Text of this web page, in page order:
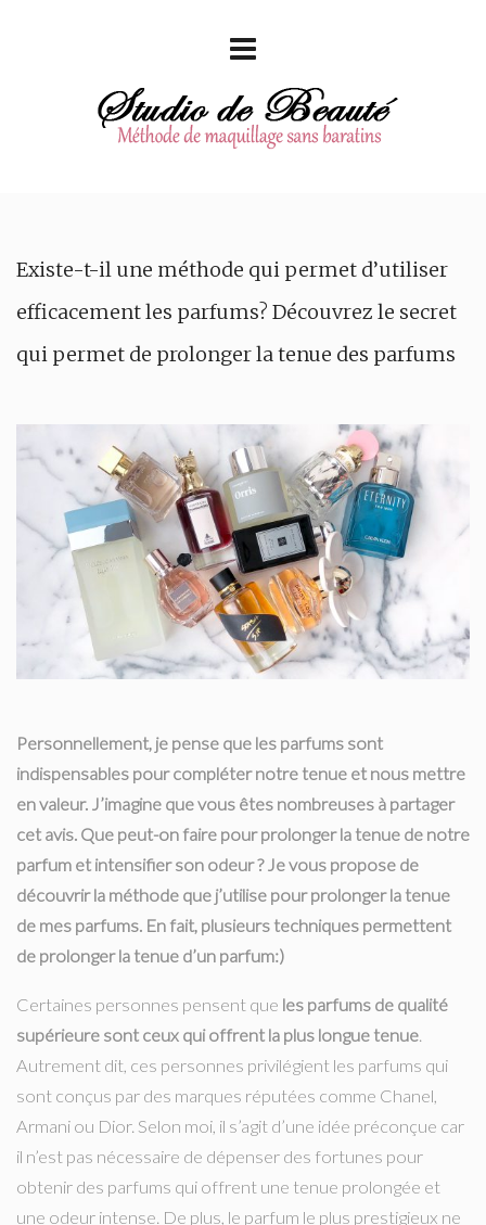
Existe-t-il une méthode qui permet d’utiliser
efficacement les parfums? Découvrez le secret
qui permet de prolonger la tenue des parfums
Personnellement, je pense que les parfums sont
indispensables pour compléter notre tenue et nous mettre
en valeur. J’imagine que vous êtes nombreuses à partager
cet avis. Que peut-on faire pour prolonger la tenue de notre
parfum et intensifier son odeur ? Je vous propose de
découvrir la méthode que j’utilise pour prolonger la tenue
de mes parfums. En fait, plusieurs techniques permettent
de prolonger la tenue d’un parfum:)
Certaines personnes pensent que les parfums de qualité
supérieure sont ceux qui offrent la plus longue tenue.
Autrement dit, ces personnes privilégient les parfums qui
sont conçus par des marques réputées comme Chanel,
Armani ou Dior. Selon moi, il s’agit d’une idée préconçue car
il n’est pas nécessaire de dépenser des fortunes pour
obtenir des parfums qui offrent une tenue prolongée et
une odeur intense. De plus, le parfum le plus prestigieux ne